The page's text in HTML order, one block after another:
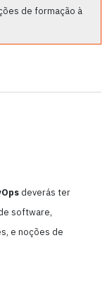
de formação à
deverás ter
software,
e noções de